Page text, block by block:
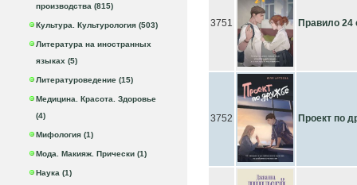
производства (815)
Культура. Культурология (503)
Литература на иностранных
языках (5)
Литературоведение (15)
Медицина. Красота. Здоровье
(4)
Мифология (1)
Мода. Макияж. Прически (1)
Наука (1)
3751 Правило 24
3752 Проект по